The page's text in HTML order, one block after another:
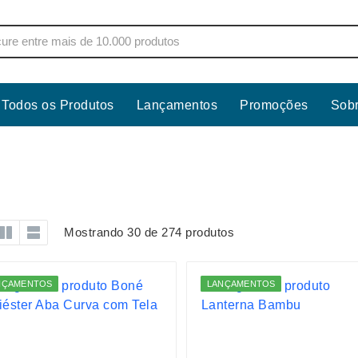
Executivos
Esporte e Jogos
Kit Queijo
Todos os Produtos Lançamentos Promoções
Mostrando 30 de 274 produtos
LANÇAMENTOS